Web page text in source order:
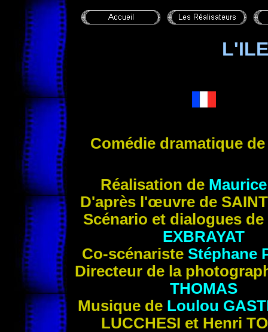
Comédie dramatique
Réalisation de
D'après l'œuvre de S
Scénario et dialogues de
EXBRAYAT
Co-scénariste Stéphane
Directeur de la
THOMAS
Musique de Loulou
LUCCHESI et Henri